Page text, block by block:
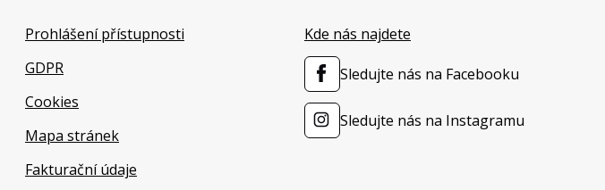
Prohlášení přístupnosti
GDPR
Cookies
Mapa stránek
Fakturační údaje
Kde nás najdete
Sledujte nás na Facebooku
Sledujte nás na Instagramu